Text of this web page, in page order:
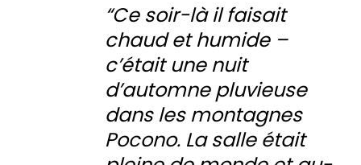
“Ce soir-là il faisait
chaud et humide –
c’était une nuit
d’automne pluvieuse
dans les montagnes
Pocono. La salle était